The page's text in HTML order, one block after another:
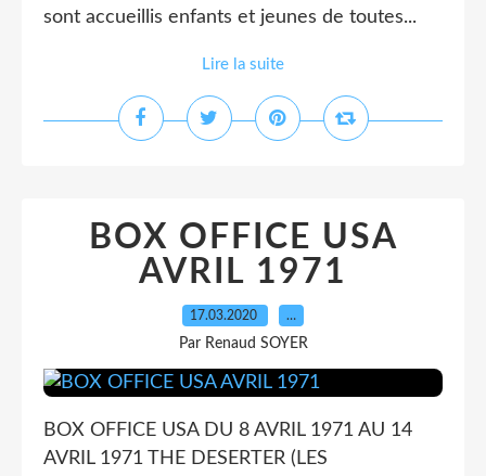
sont accueillis enfants et jeunes de toutes...
Lire la suite
BOX OFFICE USA
AVRIL 1971
17.03.2020 …
Par Renaud SOYER
BOX OFFICE USA DU 8 AVRIL 1971 AU 14
AVRIL 1971 THE DESERTER (LES